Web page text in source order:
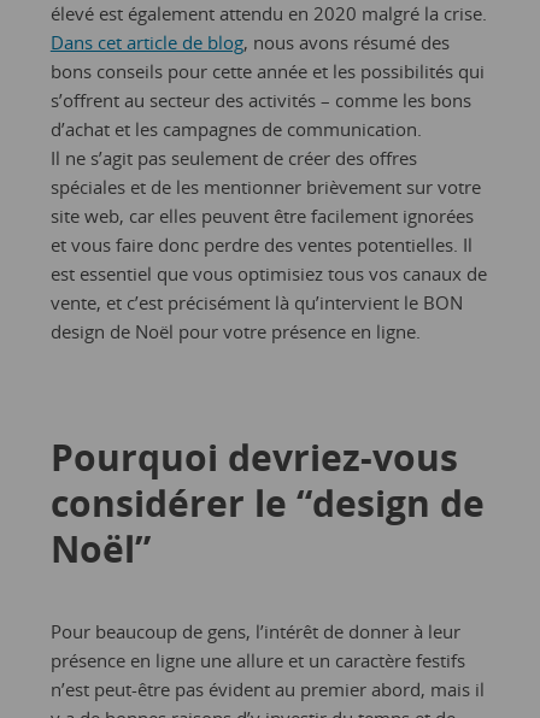
élevé est également attendu en 2020 malgré la crise.
Dans cet article de blog, nous avons résumé des
bons conseils pour cette année et les possibilités qui
s’offrent au secteur des activités – comme les bons
d’achat et les campagnes de communication.
Il ne s’agit pas seulement de créer des offres
spéciales et de les mentionner brièvement sur votre
site web, car elles peuvent être facilement ignorées
et vous faire donc perdre des ventes potentielles. Il
est essentiel que vous optimisiez tous vos canaux de
vente, et c’est précisément là qu’intervient le BON
design de Noël pour votre présence en ligne.
Pourquoi devriez-vous
considérer le “design de
Noël”
Pour beaucoup de gens, l’intérêt de donner à leur
présence en ligne une allure et un caractère festifs
n’est peut-être pas évident au premier abord, mais il